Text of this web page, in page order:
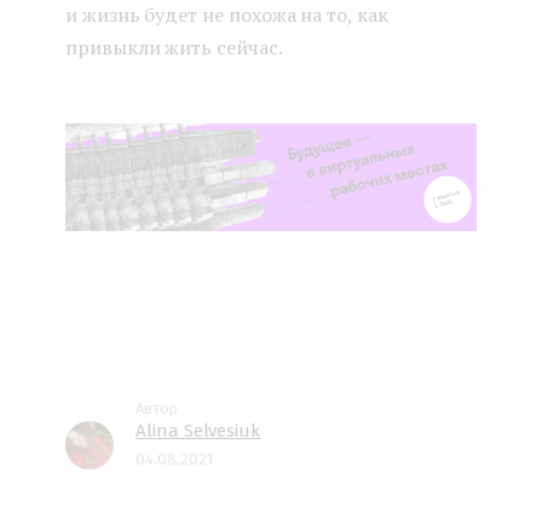
и жизнь будет не похожа на то, как
привыкли жить сейчас.
Alina Selvesiuk
04.08.2021